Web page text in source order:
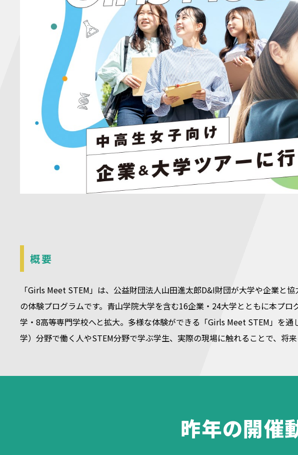
概要
「Girls Meet STEM」は、公益財団法人山田進太郎D&I財団が大学や企業と
の体験プログラムです。青山学院大学を含む16企業・24大学とともに本プ
学・8高等専門学校へと拡大。多様な体験ができる「Girls Meet STEM」を
学）分野で働く人やSTEM分野で学ぶ学生、実際の現場に触れることで、将
昨年の開催